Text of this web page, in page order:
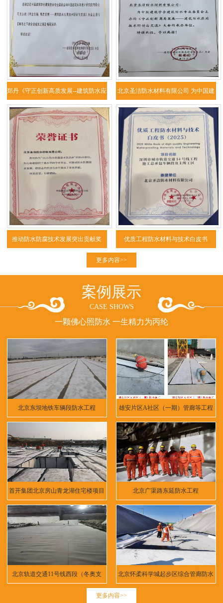
郑丹《守正创新高质发展--建筑防水应
用技
北京圣洁防水材料有限公司 为中国建
筑学会
推动防水防腐技术发展突出贡献奖 优质工程防水材料与技术白皮书
更多内容>>
案例展示
CASE SHOWS
一颗佛心照防水 一生精力为丙纶
北京东坝地铁车辆段防水工程 雄安片区A社区（一期）管廊等工程
首开集团北京房山青龙湖住宅楼项目 北京广渠路东延防水工程
北京轨道交通11号线西段（冬奥支 北京怀柔科学城起步区综合管廊防水
更多内容>>